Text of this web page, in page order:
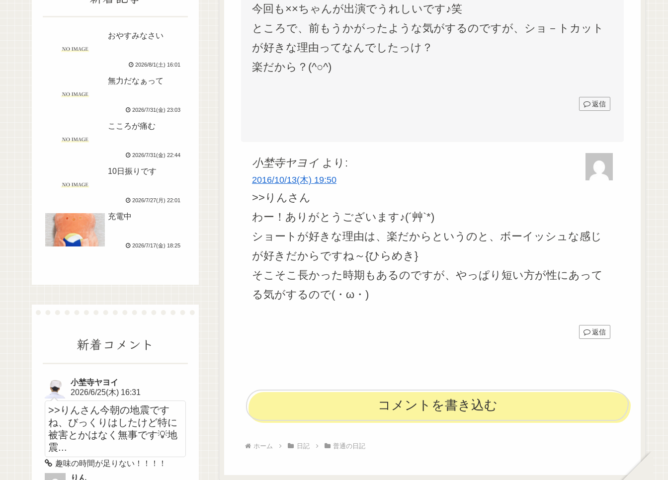
今回も××ちゃんが出演でうれしいです♪笑
ところで、前もうかがったような気がするのですが、ショ－トカット
が好きな理由ってなんでしたっけ？
楽だから？(^○^)
返信
小埜寺ヤヨイ より:
2016/10/13(木) 19:50
>>りんさん
わー！ありがとうございます♪(´艸`*)
ショートが好きな理由は、楽だからというのと、ボーイッシュな感じ
が好きだからですね～{ひらめき}
そこそこ長かった時期もあるのですが、やっぱり短い方が性にあって
る気がするので(・ω・)
返信
コメントを書き込む
ホーム 日記 普通の日記
おやすみなさい
2026/8/1(土) 16:01
無力だなぁって
2026/7/31(金) 23:03
こころが痛む
2026/7/31(金) 22:44
10日振りです
2026/7/27(月) 22:01
充電中
2026/7/17(金) 18:25
新着コメント
小埜寺ヤヨイ
2026/6/25(木) 16:31
>>りんさん今朝の地震です
ね、びっくりはしたけど特に
被害とかはなく無事です💡地
震...
趣味の時間が足りない！！！！
りん